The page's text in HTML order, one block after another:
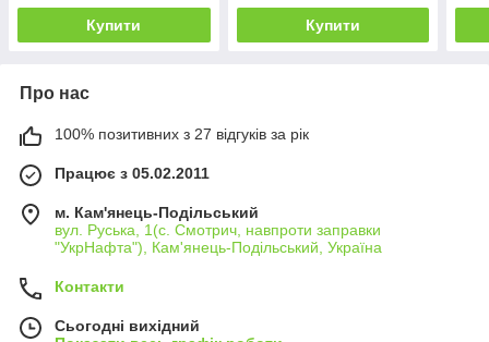
Купити Купити
Про нас
100% позитивних з 27 відгуків за рік
Працює з 05.02.2011
м. Кам'янець-Подільський
вул. Руська, 1(с. Смотрич, навпроти заправки
"УкрНафта"), Кам'янець-Подільський, Україна
Контакти
Сьогодні вихідний